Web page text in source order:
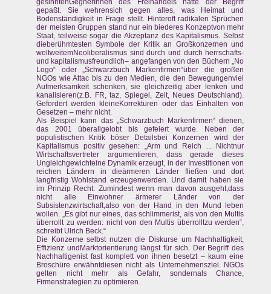
gesinntenGegnerInnen des Freihandels hätte der Begriff
gepaßt. Sie wehrensich gegen alles, was Heimat und
Bodenständigkeit in Frage stellt. Hinteroft radikalen Sprüchen
der meisten Gruppen stand nur ein biederes Konzeptvon mehr
Staat, teilweise sogar die Akzeptanz des Kapitalismus. Selbst
dieberühmtesten Symbole der Kritik an Großkonzernen und
weltweitemNeoliberalismus sind durch und durch herrschafts-
und kapitalismusfreundlich– angefangen von den Büchern „No
Logo“ oder „Schwarzbuch Markenfirmen“über die großen
NGOs wie Attac bis zu den Medien, die den Bewegungenviel
Aufmerksamkeit schenken, sie gleichzeitig aber lenken und
kanalisieren(z.B. FR, taz, Spiegel, Zeit, Neues Deutschland).
Gefordert werden kleineKorrekturen oder das Einhalten von
Gesetzen – mehr nicht.
Als Beispiel kann das „Schwarzbuch Markenfirmen“ dienen,
das 2001 überallgelobt bis gefeiert wurde. Neben der
populistischen Kritik böser Detailsbei Konzernen wird der
Kapitalismus positiv gesehen: „Arm und Reich ... Nichtnur
Wirtschaftsvertreter argumentieren, dass gerade dieses
Ungleichgewichteine Dynamik erzeugt, in der Investitionen von
reichen Ländern in dieärmeren Länder fließen und dort
langfristig Wohlstand erzeugenwerden. Und damit haben sie
im Prinzip Recht. Zumindest wenn man davon ausgeht,dass
nicht alle Einwohner ärmerer Länder von der
Subsistenzwirtschaft,also von der Hand in den Mund leben
wollen. „Es gibt nur eines, das schlimmerist, als von den Multis
überrollt zu werden: nicht von den Multis überrolltzu werden“,
schreibt Ulrich Beck.“
Die Konzerne selbst nutzen die Diskurse um Nachhaltigkeit,
Effizienz undMarktorientierung längst für sich. Der Begriff des
Nachhaltigenist fast komplett von ihnen besetzt – kaum eine
Broschüre erwähntdiesen nicht als Unternehmensziel. NGOs
gelten nicht mehr als Gefahr, sondernals Chance,
Firmenstrategien zu optimieren.